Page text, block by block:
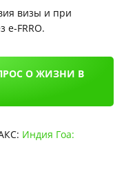
визы и при
e-FRRO.
О ЖИЗНИ В
Индия Гоа: